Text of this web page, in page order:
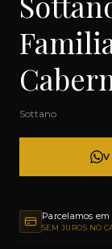
Sottano
Parcelamos em
SEM JUROS NO